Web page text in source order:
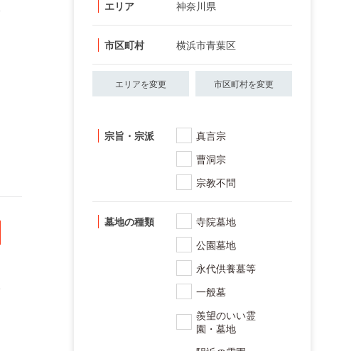
エリア 神奈川県
市区町村 横浜市青葉区
エリアを変更 市区町村を変更
宗旨・宗派
真言宗
曹洞宗
宗教不問
墓地の種類
寺院墓地
公園墓地
永代供養墓等
一般墓
羨望のいい霊
園・墓地